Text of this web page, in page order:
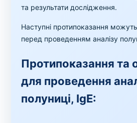
та результати дослідження.
Наступні протипоказання
перед проведенням аналізу
Протипоказання та
для проведення
полуниці, IgE: